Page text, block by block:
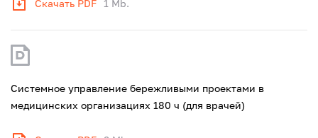
Скачать PDF 1 Mb.
Системное управление бережливыми проектами в
медицинских организациях 180 ч (для врачей)